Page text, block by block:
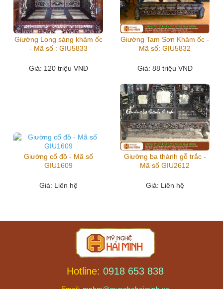
Giường Long sàng khảm ốc
- Mã số : GIU5833
Giá: 120 triệu VNĐ
Giường Tam Sơn Khảm ốc -
Mã số: GIU5832
Giá: 88 triệu VNĐ
Giường cổ đồ - Mã số
GIU1609
Giá: Liên hệ
Giường ba thành gỗ trắc -
Mã số GIU2612
Giá: Liên hệ
Hotline: 0918 653 838